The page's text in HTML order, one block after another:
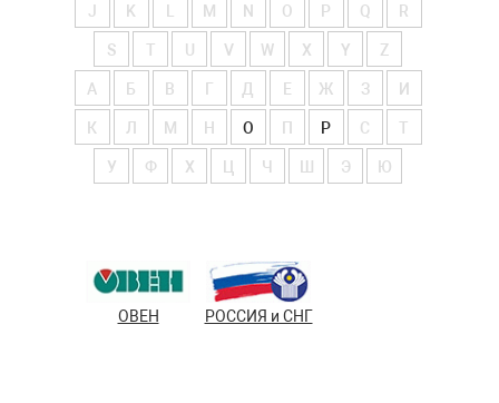
J K M N O P Q R
S T V W X Y Z
А Б В Г Д Е Ж З И
К Л М Н О П Р С Т
У Ф Х Ч Э Ю
ОВЕН РОССИЯ и СНГ